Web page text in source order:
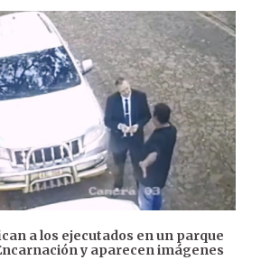
a los ejecutados en un parque
y aparecen imágenes